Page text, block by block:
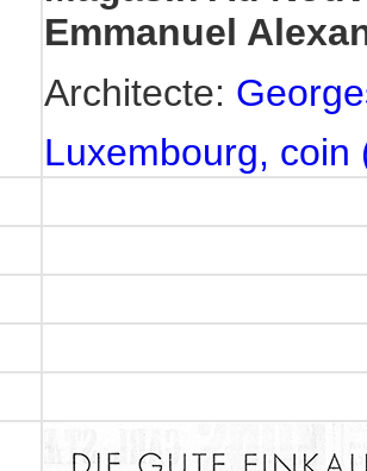
Emmanuel
Architecte:
Luxembourg, coin